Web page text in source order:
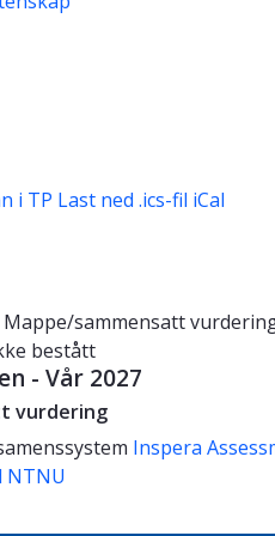
i TP Last ned .ics-fil iCal
sammensatt
bestått
- Vår 2027
vurdering
Inspera
NTNU